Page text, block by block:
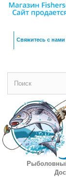
Свяжитесь с нами